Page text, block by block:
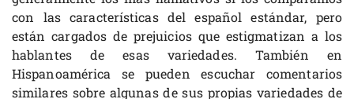
con las características del español estándar, pero
están cargados de prejuicios que estigmatizan a los
hablantes de esas variedades. También en
Hispanoamérica se pueden escuchar comentarios
similares sobre algunas de sus propias variedades de